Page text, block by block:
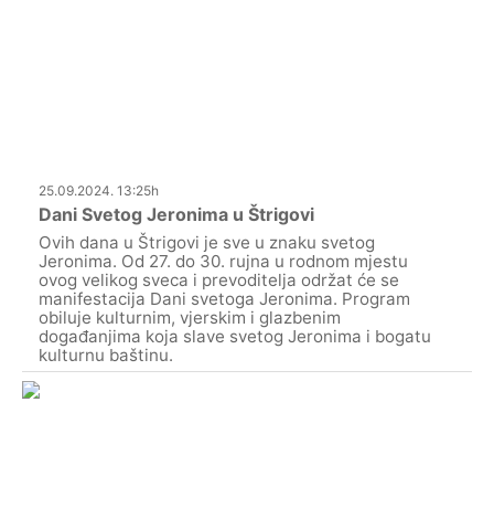
25.09.2024. 13:25h
Dani Svetog Jeronima u Štrigovi
Ovih dana u Štrigovi je sve u znaku svetog
Jeronima. Od 27. do 30. rujna u rodnom mjestu
ovog velikog sveca i prevoditelja održat će se
manifestacija Dani svetoga Jeronima. Program
obiluje kulturnim, vjerskim i glazbenim
događanjima koja slave svetog Jeronima i bogatu
kulturnu baštinu.